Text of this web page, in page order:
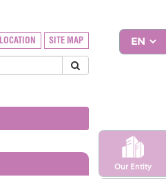
Our Entity
LOCATION SITE MAP